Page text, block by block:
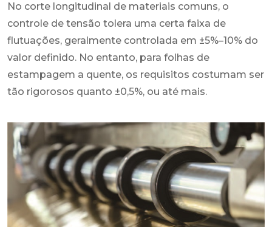
No corte longitudinal de materiais comuns, o
controle de tensão tolera uma certa faixa de
flutuações, geralmente controlada em ±5%–10% do
valor definido. No entanto, para folhas de
estampagem a quente, os requisitos costumam ser
tão rigorosos quanto ±0,5%, ou até mais.